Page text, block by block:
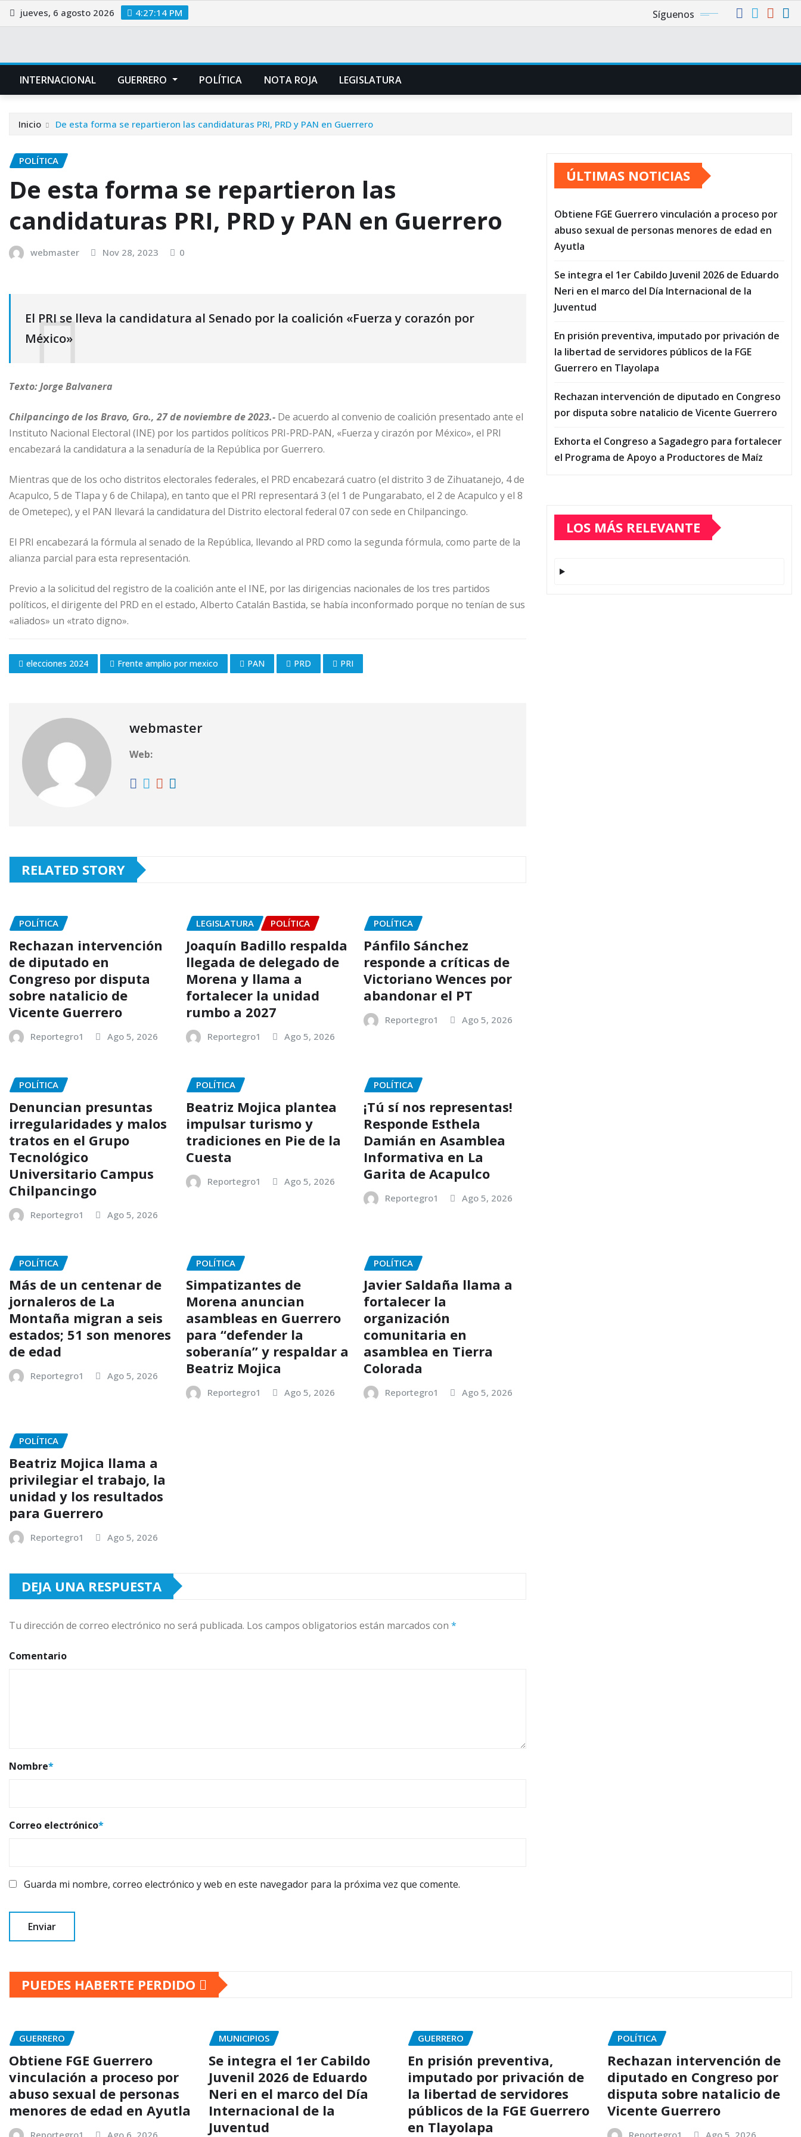
Saltar
al
jueves, 6 agosto 2026 4:27:14 PM Síguenos
INTERNACIONAL GUERRERO POLÍTICA NOTA ROJA LEGISLATURA
Inicio De esta forma se repartieron las candidaturas PRI, PRD y PAN en Guerrero
POLÍTICA
De esta forma se repartieron las
candidaturas PRI, PRD y PAN en Guerrero
webmaster Nov 28, 2023 0
El PRI se lleva la candidatura al Senado por la coalición «Fuerza y corazón por
México»
Texto: Jorge Balvanera
Chilpancingo de los Bravo, Gro., 27 de noviembre de 2023.- De acuerdo al convenio de coalición presentado ante el
Instituto Nacional Electoral (INE) por los partidos políticos PRI-PRD-PAN, «Fuerza y cirazón por México», el PRI
encabezará la candidatura a la senaduría de la República por Guerrero.
Mientras que de los ocho distritos electorales federales, el PRD encabezará cuatro (el distrito 3 de Zihuatanejo, 4 de
Acapulco, 5 de Tlapa y 6 de Chilapa), en tanto que el PRI representará 3 (el 1 de Pungarabato, el 2 de Acapulco y el 8
de Ometepec), y el PAN llevará la candidatura del Distrito electoral federal 07 con sede en Chilpancingo.
El PRI encabezará la fórmula al senado de la República, llevando al PRD como la segunda fórmula, como parte de la
alianza parcial para esta representación.
Previo a la solicitud del registro de la coalición ante el INE, por las dirigencias nacionales de los tres partidos
políticos, el dirigente del PRD en el estado, Alberto Catalán Bastida, se había inconformado porque no tenían de sus
«aliados» un «trato digno».
elecciones 2024 Frente amplio por mexico PAN PRD PRI
webmaster
Web:
RELATED STORY
POLÍTICA
Rechazan intervención
de diputado en
Congreso por disputa
sobre natalicio de
Vicente Guerrero
Reportegro1 Ago 5, 2026
LEGISLATURA POLÍTICA
Joaquín Badillo respalda
llegada de delegado de
Morena y llama a
fortalecer la unidad
rumbo a 2027
Reportegro1 Ago 5, 2026
POLÍTICA
Pánfilo Sánchez
responde a críticas de
Victoriano Wences por
abandonar el PT
Reportegro1 Ago 5, 2026
POLÍTICA
Denuncian presuntas
irregularidades y malos
tratos en el Grupo
Tecnológico
Universitario Campus
Chilpancingo
Reportegro1 Ago 5, 2026
POLÍTICA
Beatriz Mojica plantea
impulsar turismo y
tradiciones en Pie de la
Cuesta
Reportegro1 Ago 5, 2026
POLÍTICA
¡Tú sí nos representas!
Responde Esthela
Damián en Asamblea
Informativa en La
Garita de Acapulco
Reportegro1 Ago 5, 2026
POLÍTICA
Más de un centenar de
jornaleros de La
Montaña migran a seis
estados; 51 son menores
de edad
Reportegro1 Ago 5, 2026
POLÍTICA
Simpatizantes de
Morena anuncian
asambleas en Guerrero
para “defender la
soberanía” y respaldar a
Beatriz Mojica
Reportegro1 Ago 5, 2026
POLÍTICA
Javier Saldaña llama a
fortalecer la
organización
comunitaria en
asamblea en Tierra
Colorada
Reportegro1 Ago 5, 2026
POLÍTICA
Beatriz Mojica llama a
privilegiar el trabajo, la
unidad y los resultados
para Guerrero
Reportegro1 Ago 5, 2026
DEJA UNA RESPUESTA
Tu dirección de correo electrónico no será publicada. Los campos obligatorios están marcados con *
Comentario
Nombre*
Correo electrónico*
Guarda mi nombre, correo electrónico y web en este navegador para la próxima vez que comente.
ÚLTIMAS NOTICIAS
Obtiene FGE Guerrero vinculación a proceso por
abuso sexual de personas menores de edad en
Ayutla
Se integra el 1er Cabildo Juvenil 2026 de Eduardo
Neri en el marco del Día Internacional de la
Juventud
En prisión preventiva, imputado por privación de
la libertad de servidores públicos de la FGE
Guerrero en Tlayolapa
Rechazan intervención de diputado en Congreso
por disputa sobre natalicio de Vicente Guerrero
Exhorta el Congreso a Sagadegro para fortalecer
el Programa de Apoyo a Productores de Maíz
LOS MÁS RELEVANTE
PUEDES HABERTE PERDIDO
GUERRERO
Obtiene FGE Guerrero
vinculación a proceso por
abuso sexual de personas
menores de edad en Ayutla
MUNICIPIOS
Se integra el 1er Cabildo
Juvenil 2026 de Eduardo
Neri en el marco del Día
Internacional de la
Juventud
GUERRERO
En prisión preventiva,
imputado por privación de
la libertad de servidores
públicos de la FGE Guerrero
en Tlayolapa
POLÍTICA
Rechazan intervención de
diputado en Congreso por
disputa sobre natalicio de
Vicente Guerrero